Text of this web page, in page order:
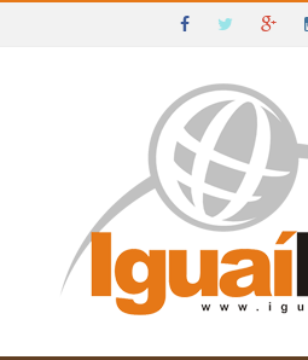
IGUAÍ E SUDOESTE DA BAHIA